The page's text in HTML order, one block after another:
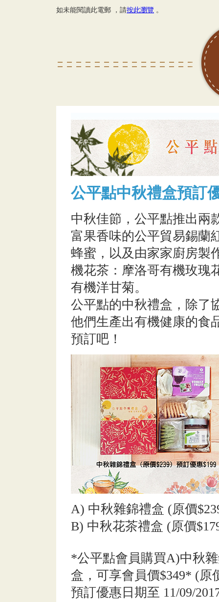
如未能閱讀此電郵 ，請按此瀏覽 。
公平點中秋禮盒預訂
中秋佳節，公平點推出兩
富果香味的公平貿易錫蘭
蜂蜜，以及由家家廚房製
機花茶：摩洛哥有機玫瑰
有機洋甘菊。
公平點的中秋禮盒，除了
他們生產出有機健康的食
預訂吧！
A) 中秋雜錦禮盒 (原價
B) 中秋花茶禮盒 (原價
*公平點會員購買A)中秋
盒，可享會員價$349* (原
預訂優惠日期至 11/09/